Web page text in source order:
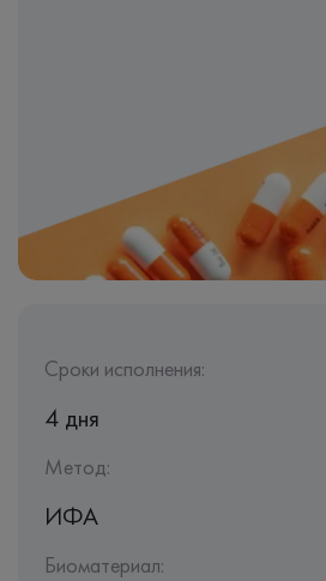
Сроки исполнения:
4 дня
Метод:
ИФА
Биоматериал: